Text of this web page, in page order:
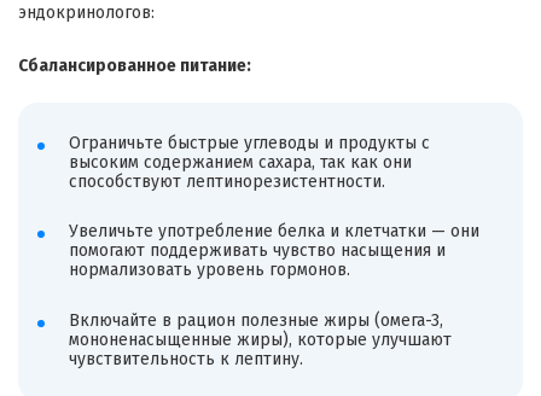
эндокринологов:
Сбалансированное питание:
Ограничьте быстрые углеводы и продукты с
высоким содержанием сахара, так как они
способствуют лептинорезистентности.
Увеличьте употребление белка и клетчатки — они
помогают поддерживать чувство насыщения и
нормализовать уровень гормонов.
Включайте в рацион полезные жиры (омега-3,
мононенасыщенные жиры), которые улучшают
чувствительность к лептину.